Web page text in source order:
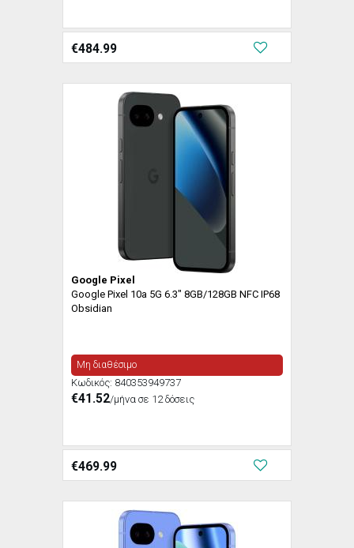
€484.99
Google Pixel
Google Pixel 10a 5G 6.3" 8GB/128GB NFC IP68
Obsidian
Μη διαθέσιμο
Κωδικός: 840353949737
€41.52/μήνα σε 12 δόσεις
€469.99